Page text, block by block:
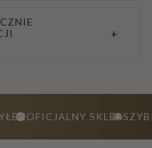
+
OFICJALNY SKLEP